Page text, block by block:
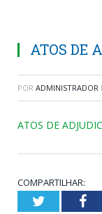
ATOS DE
POR ADMINISTRADOR
ATOS DE
COMPARTILHAR:
Twitter